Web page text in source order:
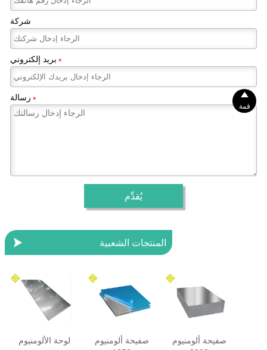
شركة
بريد إلكتروني *
رسالة *
يُقدِّم
 المنتجات الشعبية
لوحة الألومنيوم
صفيحة ألومنيوم
صفيحة ألومنيوم

قمة